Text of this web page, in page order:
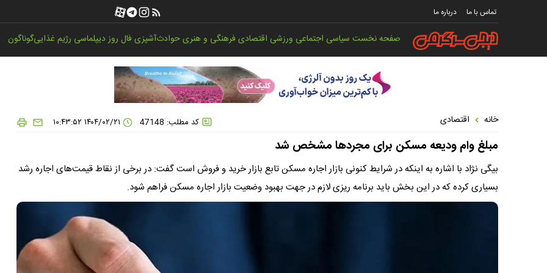
تماس با ما درباره ما
صفحه نخستسیاسی اجتماعی ورزشی اقتصادیفرهنگی و هنریحوادثآشپزیفال روزدیپلماسی رژیم غذاییگوناگون
خانه اقتصادی کد مطلب: 47148
مبلغ وام ودیعه مسکن برای مجردها مشخص شد
بیگی نژاد با اشاره به اینکه در شرایط کنونی بازار اجاره مسکن تابع بازار خرید و فروش است گفت: در برخی از نقاط قیمت‌های اجاره رشد
بسیاری کرده که در این بخش باید برنامه ریزی لازم در جهت بهبود وضعیت بازار اجاره مسکن فراهم شود.